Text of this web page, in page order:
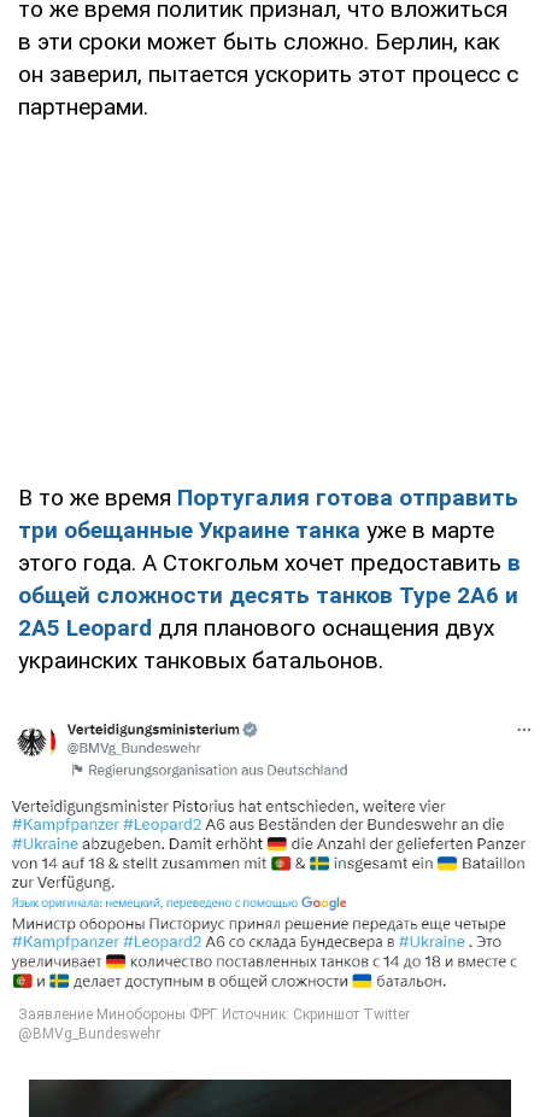
то же время политик признал, что вложиться
в эти сроки может быть сложно. Берлин, как
он заверил, пытается ускорить этот процесс с
партнерами.
В то же время Португалия готова отправить
три обещанные Украине танка уже в марте
этого года. А Стокгольм хочет предоставить в
общей сложности десять танков Type 2A6 и
2A5 Leopard для планового оснащения двух
украинских танковых батальонов.